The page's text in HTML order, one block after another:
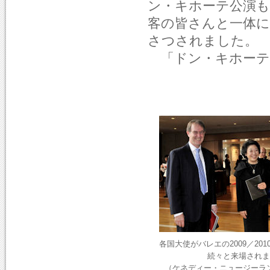
ン・キホーテ公演
客の皆さんと一体
さつされました。
「ドン・キホー
各国大使がバレエの2009／
続々と来場され
（ケネディー・ニュージー